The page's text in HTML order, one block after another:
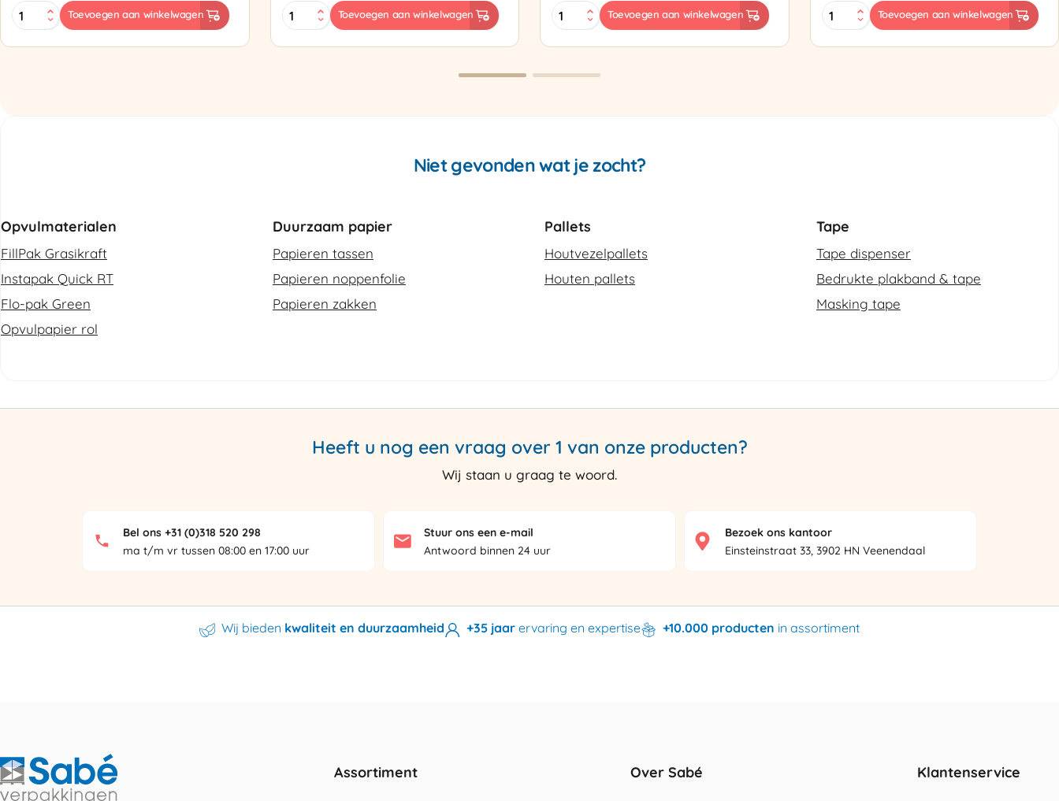
MINI
PAK'R
Toevoegen aan winkelwagen
Zapak
ZP97
Toevoegen aan winkelwagen
Sealtang
Super
Toevoegen aan winkelwagen
ES-
102
Toevoegen aan winkelwagen
Niet gevonden wat je zocht?
Opvulmaterialen
FillPak Grasikraft
Instapak Quick RT
Flo-pak Green
Opvulpapier rol
Duurzaam papier
Papieren tassen
Papieren noppenfolie
Papieren zakken
Pallets
Houtvezelpallets
Houten pallets
Tape
Tape dispenser
Bedrukte plakband & tape
Masking tape
Heeft u nog een vraag over 1 van onze producten?
Wij staan u graag te woord.
Bel ons +31 (0)318 520 298
ma t/m vr tussen 08:00 en 17:00 uur
Stuur ons een e-mail
Antwoord binnen 24 uur
Bezoek ons kantoor
Einsteinstraat 33, 3902 HN Veenendaal
Wij bieden kwaliteit en duurzaamheid +35 jaar ervaring en expertise +10.000 producten in assortiment
Assortiment Over Sabé Klantenservice